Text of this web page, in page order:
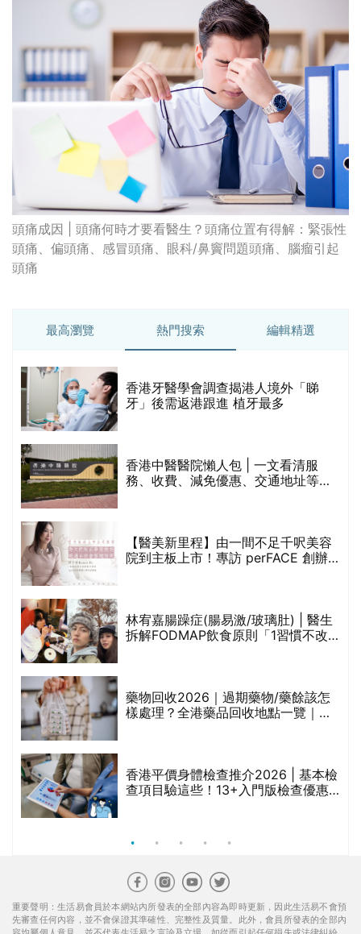
頭痛成因 | 頭痛何時才要看醫生？頭痛位置有得解：緊張性
頭痛、偏頭痛、感冒頭痛、眼科/鼻竇問題頭痛、腦瘤引起
頭痛
最高瀏覽 熱門搜索 編輯精選
香港牙醫學會調查揭港人境外「睇
牙」後需返港跟進 植牙最多
香港中醫醫院懶人包 | 一文看清服
務、收費、減免優惠、交通地址等
【醫美新里程】由一間不足千呎美容
院到主板上市！專訪 perFACE 創辦
林宥嘉腸躁症(腸易激/玻璃肚) | 醫生
拆解FODMAP飲食原則「1習慣不改
藥物回收2026｜過期藥物/藥餘該怎
樣處理？全港藥品回收地點一覽｜屈
香港平價身體檢查推介2026 | 基本檢
查項目驗這些！13+入門版檢查優惠
重要聲明：生活易會員於本網站內所發表的全部內容為即時更新，因此生活易不會預
先審查任何內容，並不會保證其準確性、完整性及質量。此外，會員所發表的全部內